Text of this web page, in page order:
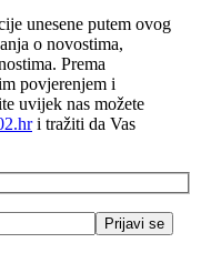
unesene putem ovog
o novostima,
Prema
povjerenjem i
uvijek nas možete
i tražiti da Vas